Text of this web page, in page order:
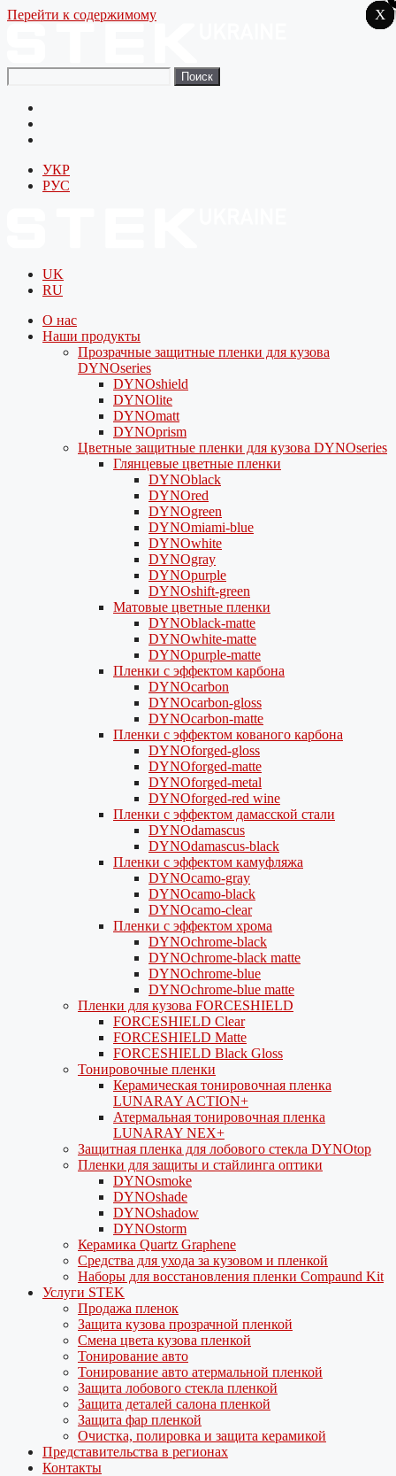
Перейти к содержимому
Поиск
УКР
РУС
UK
RU
О нас
Наши продукты
Прозрачные защитные пленки для кузова
DYNOseries
DYNOshield
DYNOlite
DYNOmatt
DYNOprism
Цветные защитные пленки для кузова DYNOseries
Глянцевые цветные пленки
DYNOblack
DYNOred
DYNOgreen
DYNOmiami-blue
DYNOwhite
DYNOgray
DYNOpurple
DYNOshift-green
Матовые цветные пленки
DYNOblack-matte
DYNOwhite-matte
DYNOpurple-matte
Пленки с эффектом карбона
DYNOcarbon
DYNOcarbon-gloss
DYNOcarbon-matte
Пленки с эффектом кованого карбона
DYNOforged-gloss
DYNOforged-matte
DYNOforged-metal
DYNOforged-red wine
Пленки с эффектом дамасской стали
DYNOdamascus
DYNOdamascus-black
Пленки с эффектом камуфляжа
DYNOcamo-gray
DYNOcamo-black
DYNOcamo-clear
Пленки с эффектом хрома
DYNOchrome-black
DYNOchrome-black matte
DYNOchrome-blue
DYNOchrome-blue matte
Пленки для кузова FORCESHIELD
FORCESHIELD Clear
FORCESHIELD Matte
FORCESHIELD Black Gloss
Тонировочные пленки
Керамическая тонировочная пленка
LUNARAY ACTION+
Атермальная тонировочная пленка
LUNARAY NEX+
Защитная пленка для лобового стекла DYNOtop
Пленки для защиты и стайлинга оптики
DYNOsmoke
DYNOshade
DYNOshadow
DYNOstorm
Керамика Quartz Graphene
Средства для ухода за кузовом и пленкой
Наборы для восстановления пленки Compaund Kit
Услуги STEK
Продажа пленок
Защита кузова прозрачной пленкой
Смена цвета кузова пленкой
Тонирование авто
Тонирование авто атермальной пленкой
Защита лобового стекла пленкой
Защита деталей салона пленкой
Защита фар пленкой
Очистка, полировка и защита керамикой
Представительства в регионах
Контакты
X
X
X
X
X
X
X
X
X
X
X
X
X
X